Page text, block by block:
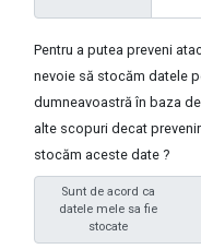
Pentru a putea preveni
nevoie să stocăm datele
dumneavoastră în baza
alte scopuri decat
stocăm aceste date ?
Sunt de acord ca
datele mele sa fie
stocate